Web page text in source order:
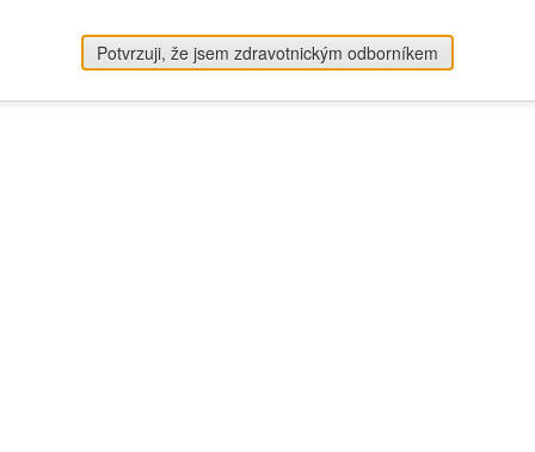
Potvrzuji, že jsem zdravotnickým odborníkem